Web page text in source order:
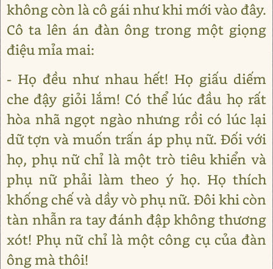
không còn là cô gái như khi mới vào đây.
Cô ta lên án đàn ông trong một giọng
điệu mỉa mai:
- Họ đều như nhau hết! Họ giấu diếm
che đậy giỏi lắm! Có thể lúc đầu họ rất
hòa nhã ngọt ngào nhưng rồi có lúc lại
dữ tợn và muốn trấn áp phụ nữ. Đối với
họ, phụ nữ chỉ là một trò tiêu khiển và
phụ nữ phải làm theo ý họ. Họ thích
khống chế và dầy vò phụ nữ. Đôi khi còn
tàn nhẫn ra tay đánh đập không thương
xót! Phụ nữ chỉ là một công cụ của đàn
ông mà thôi!